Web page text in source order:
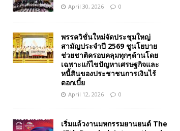
April 30, 2026 0
พรรควิชั่นใหม่จัดประชุมใหญ่
สามัญประจำปี 2569 ชูนโยบาย
ช่วยชาติครอบคลุมทุกๆด้านโดย
เฉพาะแก้ไขปัญหาเศรษฐกิจและ
หนี้สินของประชาชนการเงินไร้
ดอกเบี้ย
April 12, 2026 0
เริ่มแล้วงานมหกรรมยานยนต์ The